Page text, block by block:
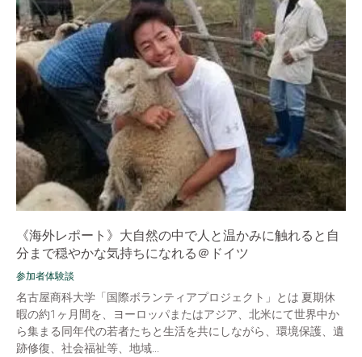
《海外レポート》大自然の中で人と温かみに触れると自
分まで穏やかな気持ちになれる＠ドイツ
参加者体験談
名古屋商科大学「国際ボランティアプロジェクト」とは 夏期休
暇の約1ヶ月間を、ヨーロッパまたはアジア、北米にて世界中か
ら集まる同年代の若者たちと生活を共にしながら、環境保護、遺
跡修復、社会福祉等、地域...